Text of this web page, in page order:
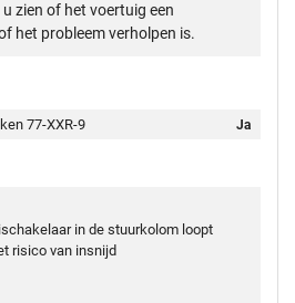
zien of het voertuig een
het probleem verholpen is.
77-XXR-9
Ja
in de stuurkolom loopt
risico van insnijd